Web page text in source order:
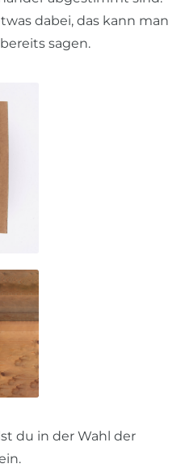
dabei, das kann man
sagen.
du in der Wahl der